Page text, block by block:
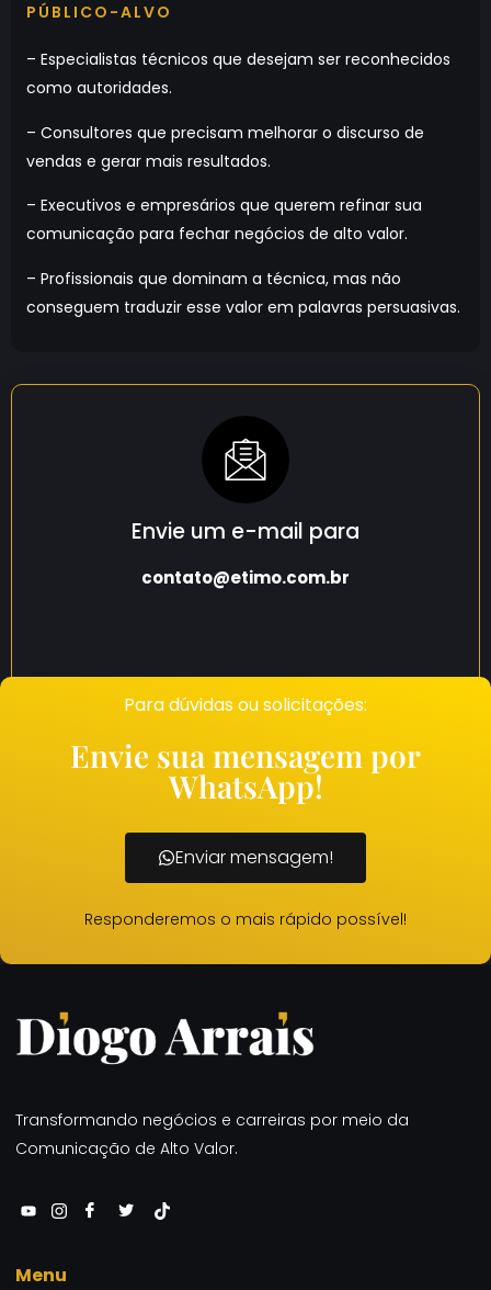
PÚBLICO-ALVO
– Especialistas técnicos que desejam ser reconhecidos
como autoridades.
– Consultores que precisam melhorar o discurso de
vendas e gerar mais resultados.
– Executivos e empresários que querem refinar sua
comunicação para fechar negócios de alto valor.
– Profissionais que dominam a técnica, mas não
conseguem traduzir esse valor em palavras persuasivas.
Envie um e-mail para
contato@etimo.com.br
Para dúvidas ou solicitações:
Envie sua mensagem por
WhatsApp!
Enviar mensagem!
Responderemos o mais rápido possível!
Transformando negócios e carreiras por meio da
Comunicação de Alto Valor.
Menu